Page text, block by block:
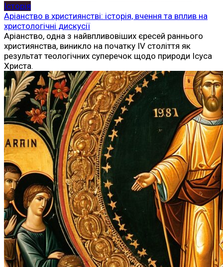
Історія
Аріанство в християнстві: історія, вчення та вплив на
христологічні дискусії
Аріанство, одна з найвпливовіших єресей раннього
християнства, виникло на початку IV століття як
результат теологічних суперечок щодо природи Ісуса
Христа.